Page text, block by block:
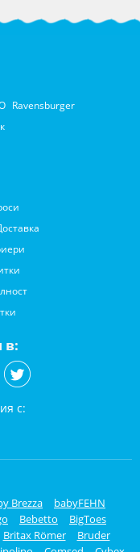
Ravensburger
в:
с:
Brezza
babyFEHN
Bebetto
BigToes
Britax Römer
Bruder